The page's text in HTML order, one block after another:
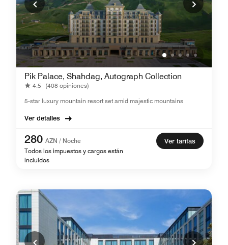
Pik Palace, Shahdag, Autograph Collection
4.5
(408 opiniones)
5-star luxury mountain resort set amid majestic mountains
Ver detalles
280 AZN / Noche
Todos los impuestos y cargos están
incluidos
Ver tarifas